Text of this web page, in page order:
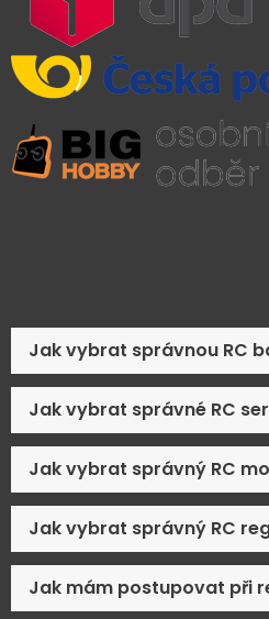
Jak vybrat správnou RC
Jak vybrat správné RC
Jak vybrat správný RC
Jak vybrat správný RC
Jak mám postupovat při